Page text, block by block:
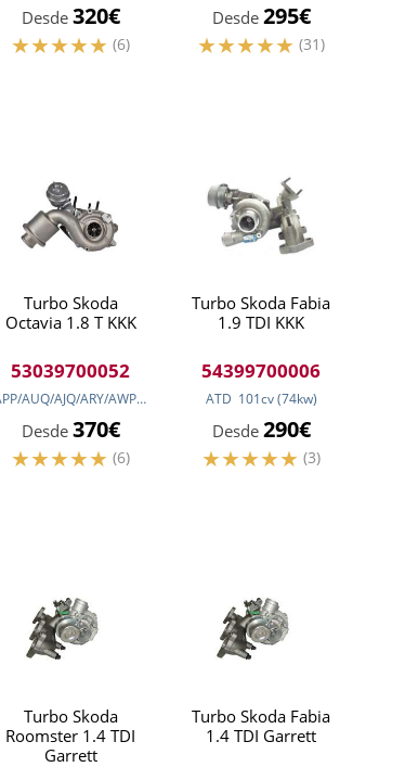
Desde 320€
(6)
Desde 295€
(31)
(103kw)
Turbo Skoda
Octavia 1.8 T KKK
53039700052
APP/AUQ/AJQ/ARY/AWP/ (132kw)
Desde 370€
(6)
Turbo Skoda Fabia
1.9 TDI KKK
54399700006
ATD 101cv (74kw)
Desde 290€
(3)
Turbo Skoda
Roomster 1.4 TDI
Garrett
Turbo Skoda Fabia
1.4 TDI Garrett